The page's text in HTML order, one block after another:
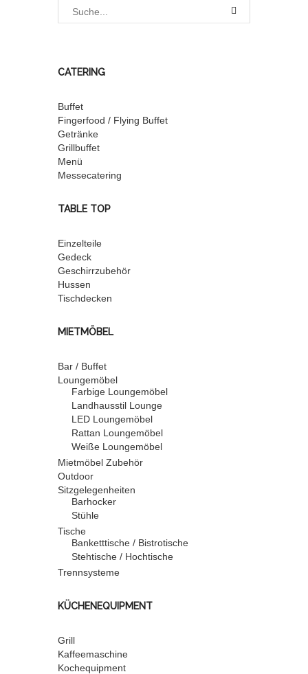
CATERING
Buffet
Fingerfood / Flying Buffet
Getränke
Grillbuffet
Menü
Messecatering
TABLE TOP
Einzelteile
Gedeck
Geschirrzubehör
Hussen
Tischdecken
MIETMÖBEL
Bar / Buffet
Loungemöbel
Farbige Loungemöbel
Landhausstil Lounge
LED Loungemöbel
Rattan Loungemöbel
Weiße Loungemöbel
Mietmöbel Zubehör
Outdoor
Sitzgelegenheiten
Barhocker
Stühle
Tische
Banketttische / Bistrotische
Stehtische / Hochtische
Trennsysteme
KÜCHENEQUIPMENT
Grill
Kaffeemaschine
Kochequipment